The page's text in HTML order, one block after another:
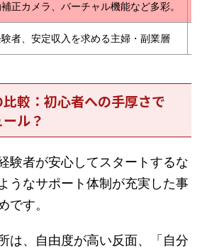
補正カメラ、バーチャル機能など多彩。
者、安定収入を求める主婦・副業層
較：初心者への手厚さで
ル？
験者が安心してスタートするな
うなサポート体制が充実した事
です。
は、自由度が高い反面、「自分